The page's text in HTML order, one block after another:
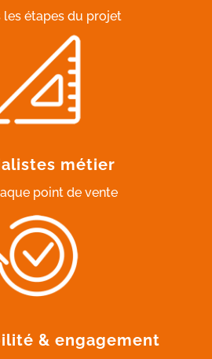
les étapes du projet
métier
point de vente
& engagement